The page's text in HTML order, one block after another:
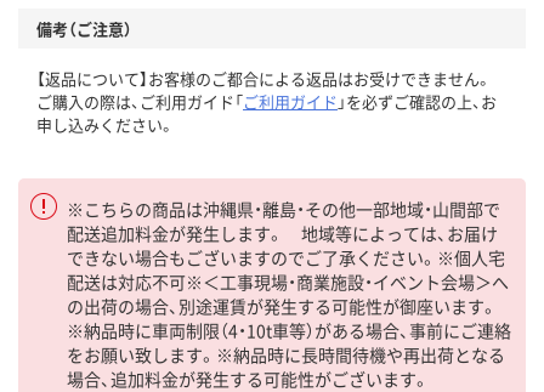
備考（ご注意）
【返品について】お客様のご都合による返品はお受けできません。
ご購入の際は、ご利用ガイド「ご利用ガイド 」を必ずご確認の上、お
申し込みください。
※こちらの商品は沖縄県・離島・その他一部地域・山間部で
配送追加料金が発生します。 地域等によっては、お届け
できない場合もございますのでご了承ください。※個人宅
配送は対応不可※＜工事現場・商業施設・イベント会場＞へ
の出荷の場合、別途運賃が発生する可能性が御座います。
※納品時に車両制限（4・10t車等）がある場合、事前にご連絡
をお願い致します。※納品時に長時間待機や再出荷となる
場合、追加料金が発生する可能性がございます。